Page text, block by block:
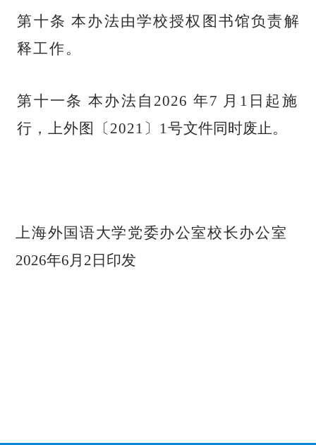
第十条 本办法由学校授权图书馆负责解
释工作。
第十一条 本办法自 2026 年7 月1日起施
行，上外图〔2021〕1号文件同时废止。
上海外国语大学党委办公室校长办公室
2026年6月2日印发